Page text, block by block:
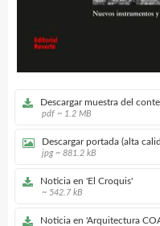
Descargar muestra del
pdf ~ 1.2 MB
Descargar portada (alta
jpg ~ 881.2 kB
Noticia en 'El Croquis'
~ 542.7 kB
Noticia en 'Arquitectura